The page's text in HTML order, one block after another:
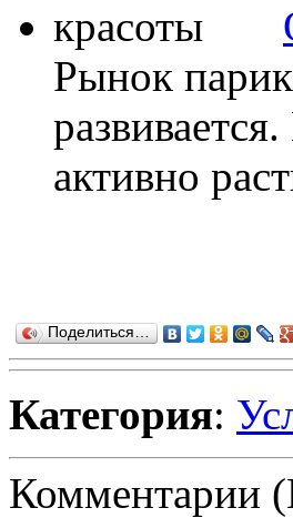
Рынок
активно
Поделиться…
Категория:
Комментарии